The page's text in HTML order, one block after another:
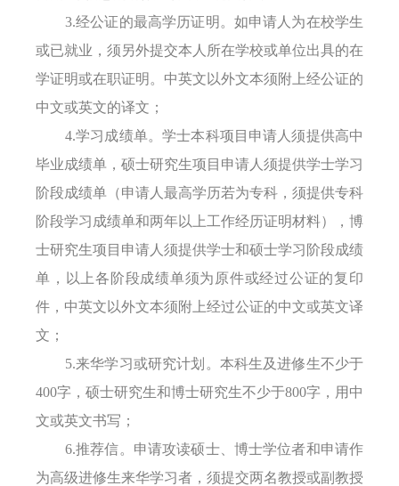
3.经公证的最高学历证明。如申请人为在校学生
或已就业，须另外提交本人 所在学校或单位出具的在
学证明或在职证明。中英文以外文本须附上经公证的
中文或英文的译文；
4.学习成绩单。学士本科项目申请人须提供高中
毕业成绩单，硕士研究生项目申请人须提供学士学习
阶段成绩单（申请人最高学历若为专科，须提供专科
阶段学习成绩单和两年以上工作经历证明材料），博
士研究生项目申请人须提供学士和硕士学习阶段成绩
单，以上各阶段成绩单须为原件或经过公证的复印
件，中英文以外文本须附上经过公证的中文或英文译
文；
5.来华学习或研究计划。本科生及进修生不少于
400字，硕士研究生和博士研究生不少于800字 ， 用中
文或英文书写；
6.推荐信。申请攻读硕士、博士学位者和申请作
为高级进修生来华学习者，须提交两名教授或副教授